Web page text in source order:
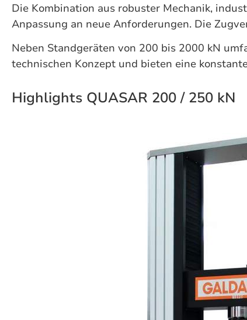
Die Kombination aus robuster Mechanik,
Anpassung an neue Anforderungen. Die
Neben Standgeräten von 200 bis 2000 kN
technischen Konzept und bieten eine
Highlights QUASAR 200 / 250 kN